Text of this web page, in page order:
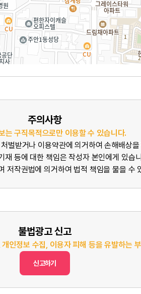
주의사항
는 구직목적으로만 이용할 수 있습니다.
벌받거나 이용약관에 의거하여 손해배상
재 등에 대한 책임은 작성자 본인에게 있습
저작권법에 의거하여 법적 책임을 물을 수
불법광고 신고
인정보 수집, 이용자 피해 등을 유발하는
신고하기